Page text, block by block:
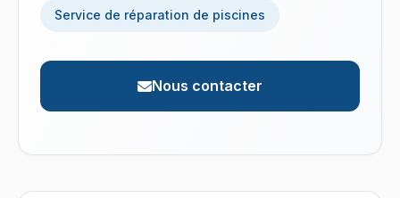
Service de réparation de piscines
Nous contacter